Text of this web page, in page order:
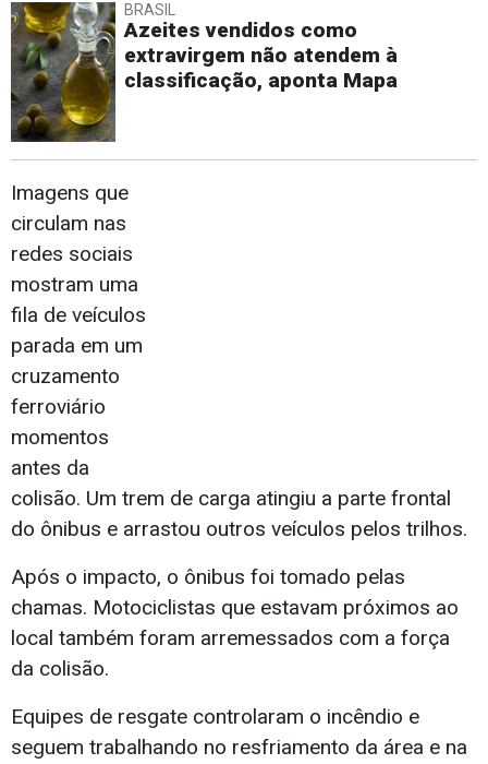
BRASIL
Azeites vendidos como
extravirgem não atendem à
classificação, aponta Mapa
Imagens que
circulam nas
redes sociais
mostram uma
fila de veículos
parada em um
cruzamento
ferroviário
momentos
antes da
colisão. Um trem de carga atingiu a parte frontal
do ônibus e arrastou outros veículos pelos trilhos.
Após o impacto, o ônibus foi tomado pelas
chamas. Motociclistas que estavam próximos ao
local também foram arremessados com a força
da colisão.
Equipes de resgate controlaram o incêndio e
seguem trabalhando no resfriamento da área e na